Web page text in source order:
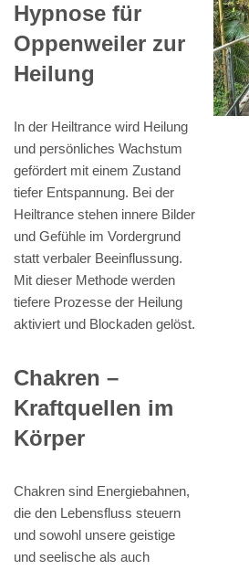
Hypnose für
Oppenweiler zur
Heilung
In der Heiltrance wird Heilung
und persönliches Wachstum
gefördert mit einem Zustand
tiefer Entspannung. Bei der
Heiltrance stehen innere Bilder
und Gefühle im Vordergrund
statt verbaler Beeinflussung.
Mit dieser Methode werden
tiefere Prozesse der Heilung
aktiviert und Blockaden gelöst.
Chakren –
Kraftquellen im
Körper
Chakren sind Energiebahnen,
die den Lebensfluss steuern
und sowohl unsere geistige
und seelische als auch